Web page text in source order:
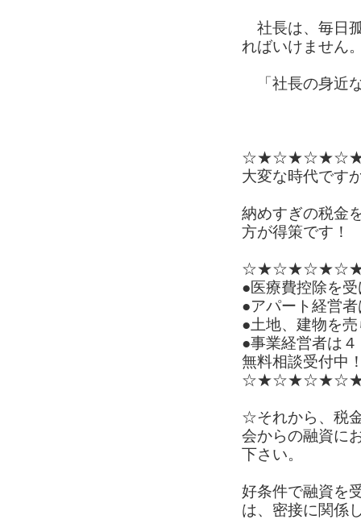
社長は、毎日
ればいけません
「社長の身近
大変な時代です
納めすぎの税金
方が得策です！
●医療費控除を
●アパート経営
●土地、建物を
●事業経営者は
無料相談受付中
☆それから、税
会からの融資に
下さい。
好条件で融資を
は、密接に関係